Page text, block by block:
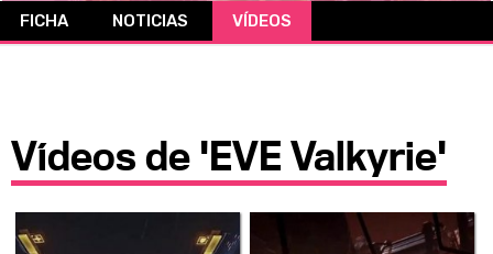
FICHA NOTICIAS VÍDEOS
Vídeos de 'EVE Valkyrie'